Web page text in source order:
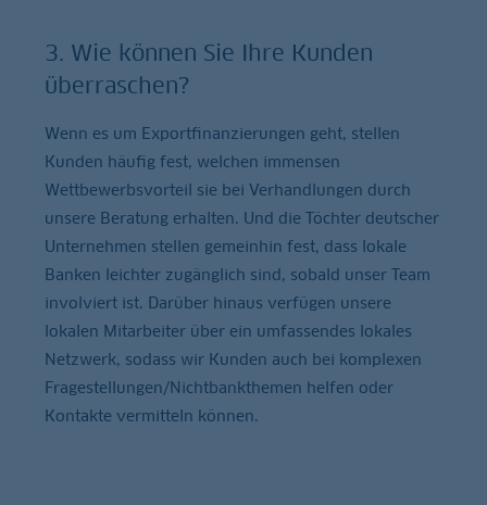
3. Wie können Sie Ihre Kunden
überraschen?
Wenn es um Exportfinanzierungen geht, stellen
Kunden häufig fest, welchen immensen
Wettbewerbsvorteil sie bei Verhandlungen durch
unsere Beratung erhalten. Und die Töchter deutscher
Unternehmen stellen gemeinhin fest, dass lokale
Banken leichter zugänglich sind, sobald unser Team
involviert ist. Darüber hinaus verfügen unsere
lokalen Mitarbeiter über ein umfassendes lokales
Netzwerk, sodass wir Kunden auch bei komplexen
Fragestellungen/Nichtbankthemen helfen oder
Kontakte vermitteln können.